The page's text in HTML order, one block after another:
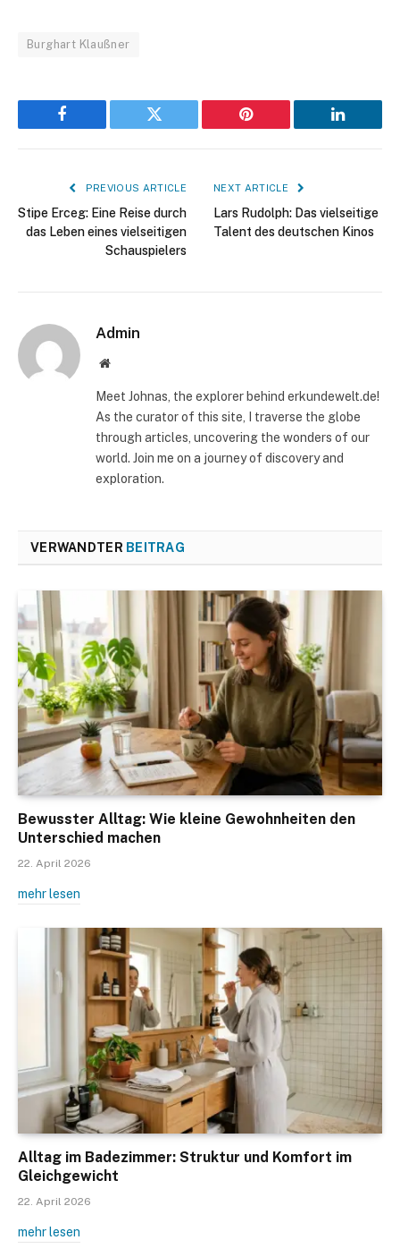
Burghart Klaußner
Facebook Twitter Pinterest LinkedIn
PREVIOUS ARTICLE
Stipe Erceg: Eine Reise durch
das Leben eines vielseitigen
Schauspielers
NEXT ARTICLE
Lars Rudolph: Das vielseitige
Talent des deutschen Kinos
Admin
Website
Meet Johnas, the explorer behind erkundewelt.de!
As the curator of this site, I traverse the globe
through articles, uncovering the wonders of our
world. Join me on a journey of discovery and
exploration.
VERWANDTER BEITRAG
Bewusster Alltag: Wie kleine Gewohnheiten den
Unterschied machen
22. April 2026
mehr lesen
Alltag im Badezimmer: Struktur und Komfort im
Gleichgewicht
22. April 2026
mehr lesen